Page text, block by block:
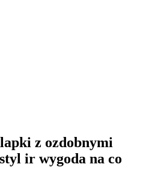
z ozdobnymi
ir wygoda na co